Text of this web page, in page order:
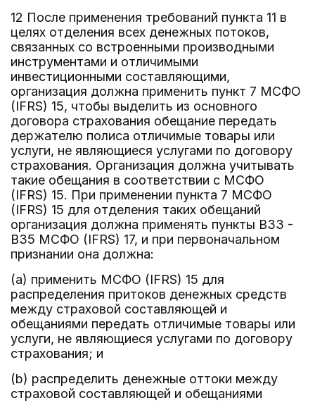
12 После применения требований пункта 11 в
целях отделения всех денежных потоков,
связанных со встроенными производными
инструментами и отличимыми
инвестиционными составляющими,
организация должна применить пункт 7 МСФО
(IFRS) 15, чтобы выделить из основного
договора страхования обещание передать
держателю полиса отличимые товары или
услуги, не являющиеся услугами по договору
страхования. Организация должна учитывать
такие обещания в соответствии с МСФО
(IFRS) 15. При применении пункта 7 МСФО
(IFRS) 15 для отделения таких обещаний
организация должна применять пункты B33 -
B35 МСФО (IFRS) 17, и при первоначальном
признании она должна:
(a) применить МСФО (IFRS) 15 для
распределения притоков денежных средств
между страховой составляющей и
обещаниями передать отличимые товары или
услуги, не являющиеся услугами по договору
страхования; и
(b) распределить денежные оттоки между
страховой составляющей и обещаниями